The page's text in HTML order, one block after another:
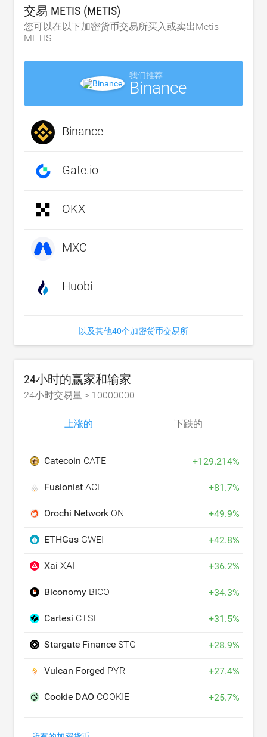
交易 METIS (METIS)
您可以在以下加密货币交易所买入或卖出Metis
METIS
我们推荐
Binance
Binance
Gate.io
OKX
MXC
Huobi
以及其他40个加密货币交易所
24小时的赢家和输家
24小时交易量 > 10000000
上涨的 下跌的
Catecoin CATE +129.214%
Fusionist ACE +81.7%
Orochi Network ON +49.9%
ETHGas GWEI +42.8%
Xai XAI +36.2%
Biconomy BICO +34.3%
Cartesi CTSI +31.5%
Stargate Finance STG +28.9%
Vulcan Forged PYR +27.4%
Cookie DAO COOKIE +25.7%